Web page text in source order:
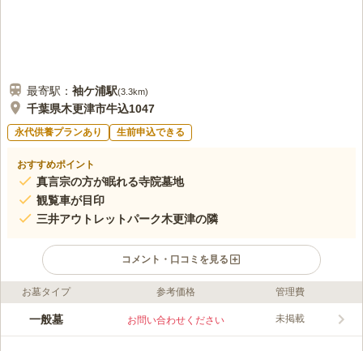
最寄駅： 袖ケ浦駅(3.3km)
千葉県木更津市牛込1047
永代供養プランあり 生前申込できる
おすすめポイント
真言宗の方が眠れる寺院墓地
観覧車が目印
三井アウトレットパーク木更津の隣
コメント・口コミを見る
ライフドット編集部のコメント
東京湾アクアライン連絡道「木更津金田インター」から車で約7
お墓タイプ 参考価格 管理費
一般墓 お問い合わせください 未掲載